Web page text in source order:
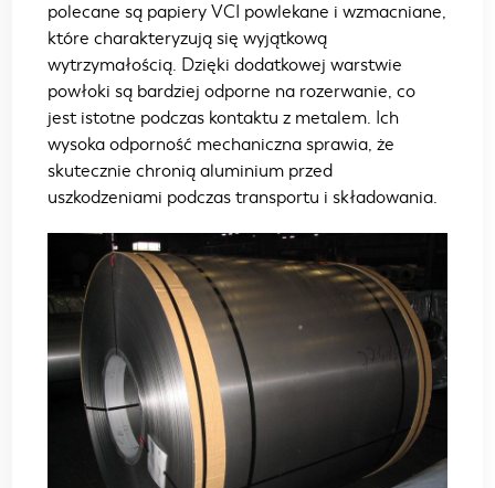
polecane są papiery VCI powlekane i wzmacniane,
które charakteryzują się wyjątkową
wytrzymałością. Dzięki dodatkowej warstwie
powłoki są bardziej odporne na rozerwanie, co
jest istotne podczas kontaktu z metalem. Ich
wysoka odporność mechaniczna sprawia, że
skutecznie chronią aluminium przed
uszkodzeniami podczas transportu i składowania.